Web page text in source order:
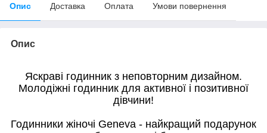
Опис Доставка Оплата Умови повернення
Опис
Яскраві годинник з неповторним дизайном.
Молодіжні годинник для активної і позитивної
дівчини!
Годинники жіночі Geneva - найкращий подарунок